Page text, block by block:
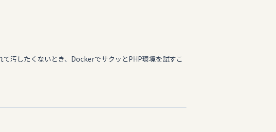
汚したくないとき、DockerでサクッとPHP環境を試すこ